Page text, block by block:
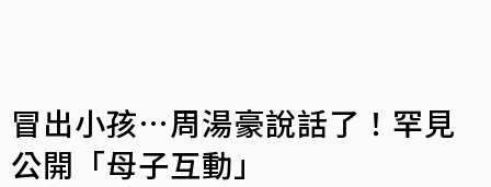
冒出小孩…周湯豪說話了！罕見
公開「母子互動」